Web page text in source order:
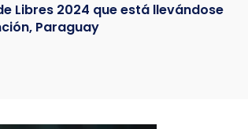
Libres 2024 que está llevándose
Paraguay